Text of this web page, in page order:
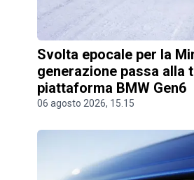
Svolta epocale per la
generazione passa alla
piattaforma BMW Gen6
06 agosto 2026, 15.15